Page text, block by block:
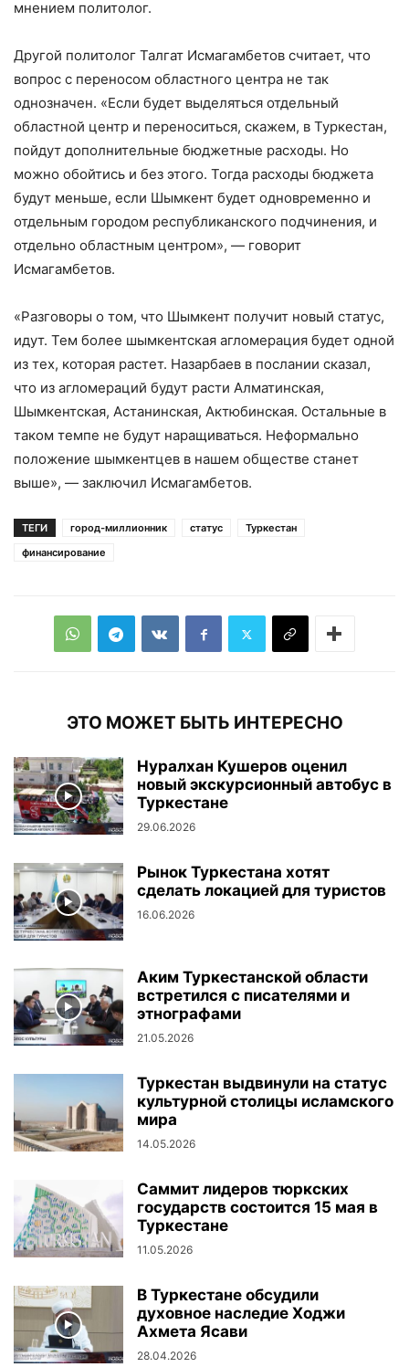
мнением политолог.
Другой политолог Талгат Исмагамбетов считает, что
вопрос с переносом областного центра не так
однозначен. «Если будет выделяться отдельный
областной центр и переноситься, скажем, в Туркестан,
пойдут дополнительные бюджетные расходы. Но
можно обойтись и без этого. Тогда расходы бюджета
будут меньше, если Шымкент будет одновременно и
отдельным городом республиканского подчинения, и
отдельно областным центром», — говорит
Исмагамбетов.
«Разговоры о том, что Шымкент получит новый статус,
идут. Тем более шымкентская агломерация будет одной
из тех, которая растет. Назарбаев в послании сказал,
что из агломераций будут расти Алматинская,
Шымкентская, Астанинская, Актюбинская. Остальные в
таком темпе не будут наращиваться. Неформально
положение шымкентцев в нашем обществе станет
выше», — заключил Исмагамбетов.
ТЕГИ город-миллионник статус
Туркестан
финансирование
ЭТО МОЖЕТ БЫТЬ ИНТЕРЕСНО
Нуралхан Кушеров оценил
новый экскурсионный автобус в
Туркестане
29.06.2026
Рынок Туркестана хотят
сделать локацией для туристов
16.06.2026
Аким Туркестанской области
встретился с писателями и
этнографами
21.05.2026
Туркестан выдвинули на статус
культурной столицы исламского
мира
14.05.2026
Саммит лидеров тюркских
государств состоится 15 мая в
Туркестане
11.05.2026
В Туркестане обсудили
духовное наследие Ходжи
Ахмета Ясави
28.04.2026